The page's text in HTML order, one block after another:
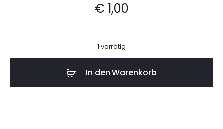
€ 1,00
1 vorrätig
In den Warenkorb